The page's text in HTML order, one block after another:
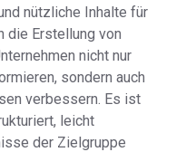
nützliche Inhalte für
die Erstellung von
nicht nur
sondern auch
verbessern. Es ist
leicht
der Zielgruppe